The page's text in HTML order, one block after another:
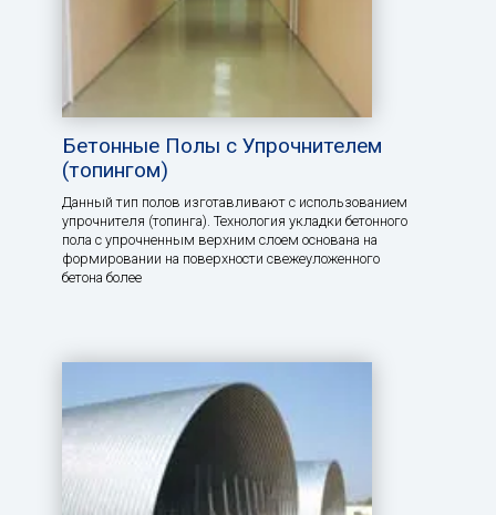
Бетонные Полы с Упрочнителем
(топингом)
Данный тип полов изготавливают с использованием
упрочнителя (топинга). Технология укладки бетонного
пола с упрочненным верхним слоем основана на
формировании на поверхности свежеуложенного
бетона более